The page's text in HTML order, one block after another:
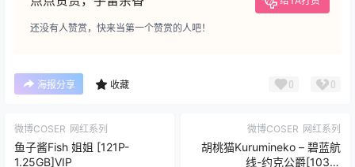
还没有人赞赏，快来当第一个赞赏的人吧！
海报分享 收藏 0 0
微博COSER 网红系列
鱼子酱Fish 姐姐 [121P-
1.25GB]VIP
微博COSER 网红系列
胡桃猫Kurumineko – 碧蓝航
线-约克公爵[103P-